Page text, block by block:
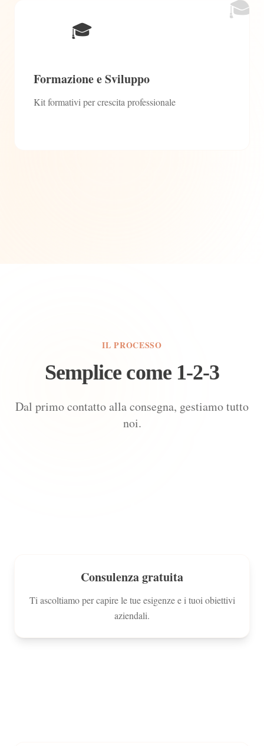
🎓
🎓
Formazione e Sviluppo
Kit formativi per crescita professionale
IL PROCESSO
Semplice come 1-2-3
Dal primo contatto alla consegna, gestiamo tutto
noi.
Consulenza gratuita
Ti ascoltiamo per capire le tue esigenze e i tuoi obiettivi
aziendali.